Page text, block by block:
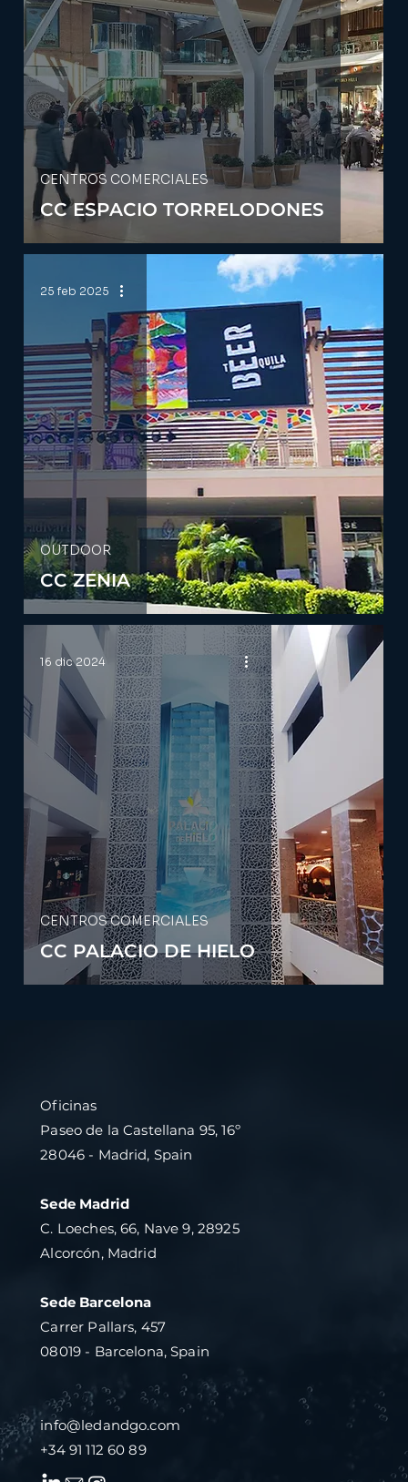
CC ESPACIO TORRELODONES
CENTROS COMERCIALES
CC ZENIA
OUTDOOR
25 feb 2025
CC PALACIO DE HIELO
CENTROS COMERCIALES
16 dic 2024
Oficinas
Paseo de la Castellana 95, 16º
28046 - Madrid, Spain
Sede Madrid
C. Loeches, 66, Nave 9, 28925
Alcorcón, Madrid
Sede Barcelona
Carrer Pallars, 457
08019 - Barcelona, Spain
info@ledandgo.com
+34 91 112 60 89